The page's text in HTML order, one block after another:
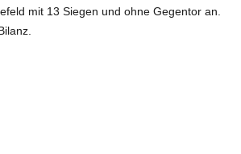
mit 13 Siegen und ohne Gegentor an.